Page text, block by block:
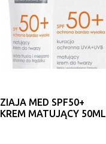
ZIAJA MED SPF50+
KREM MATUJĄCY 50ML